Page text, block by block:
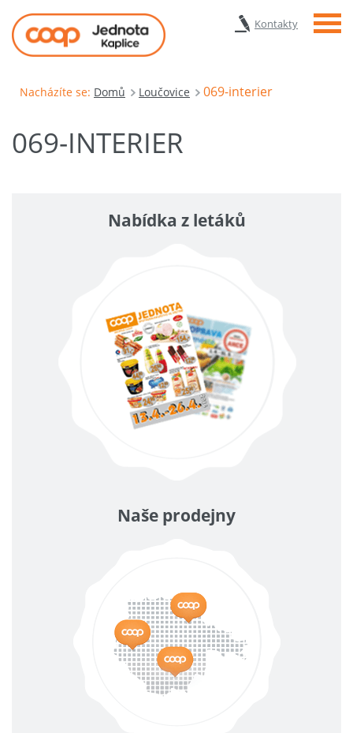
Kontakty Menu
Nacházíte se: Domů Loučovice 069-interier
069-INTERIER
Nabídka z letáků
Naše prodejny